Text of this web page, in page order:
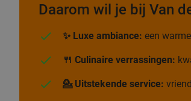
Daarom wil je bij Van
✨ Luxe ambiance: een
🍴 Culinaire verrassingen:
💁 Uitstekende service: